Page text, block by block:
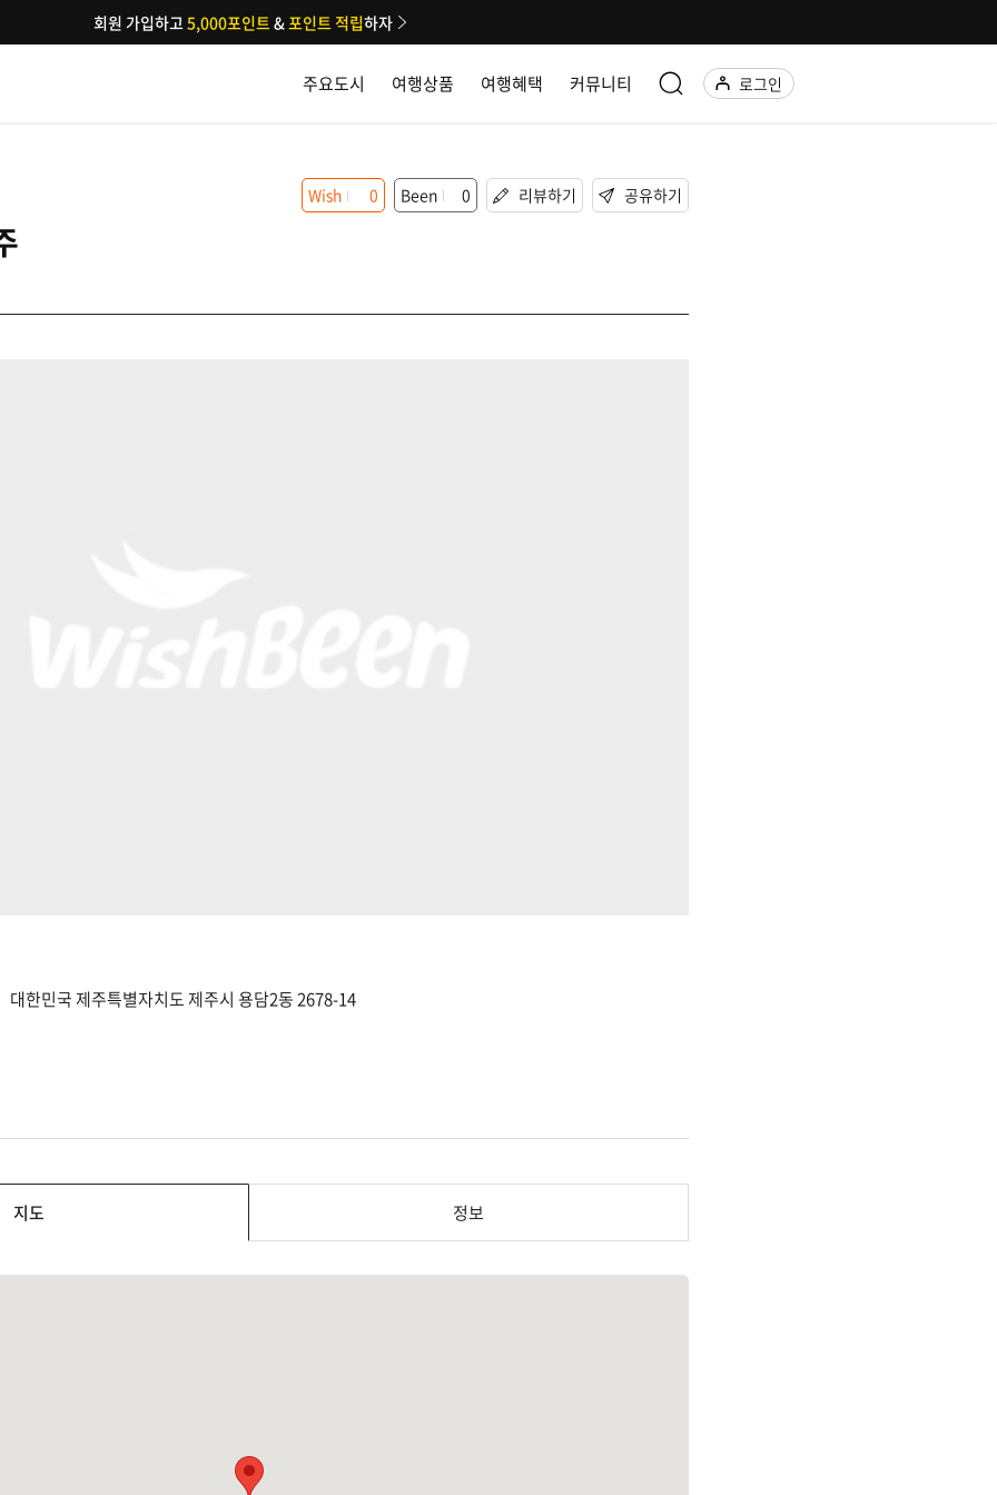
주요도시 여행상품 여행혜택 커뮤니티 로그인
회원 가입하고5,000포인트&포인트 적립하자
Wish 0 Been 0 리뷰하기 공유하기
대한민국 제주특별자치도 제주시 용담2동 2678-14
지도 정보